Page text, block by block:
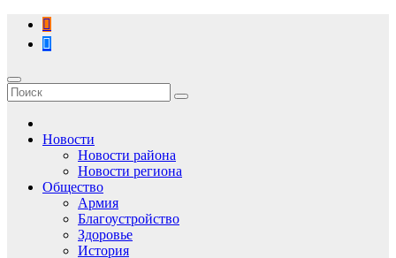
Перейти
содержимому
Новости
Новости района
Новости региона
Общество
Армия
Благоустройство
Здоровье
История